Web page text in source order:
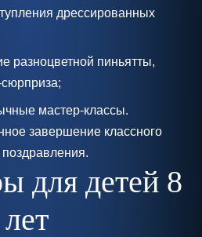
дрессированных
разноцветной пиньятты,
мастер-классы.
завершение классного
для детей 8
лет